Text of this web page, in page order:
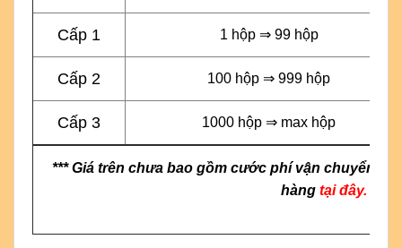
Cấp 1 1 hộp ⇒ 99 hộp
Cấp 2 100 hộp ⇒ 999 hộp
Cấp 3 1000 hộp ⇒ max hộp
*** Giá trên chưa bao gồm cước phí vận chuyển &
hàng tại đây.